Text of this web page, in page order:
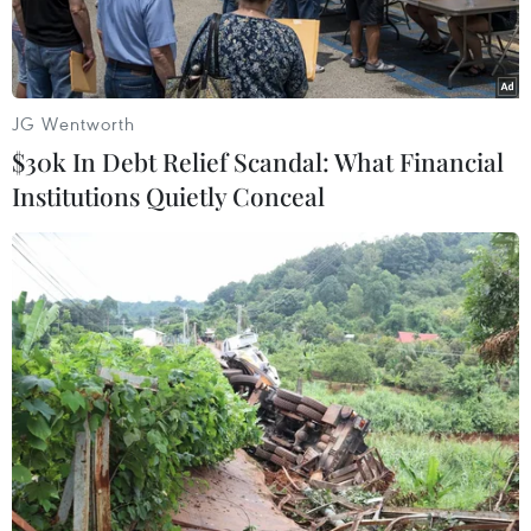
C.
Đêm 18/5, Bắc Bộ có mưa rải rác. (Ảnh: Lê Minh
Sơn/Vietnam+)
Theo Trung tâm Dự báo khí tượng thủy văn
Quốc gia, đêm 18/5, Đông Bắc Bộ, Tây Nguyên,
JG Wentworth
$30k In Debt Relief Scandal: What Financial
Institutions Quietly Conceal